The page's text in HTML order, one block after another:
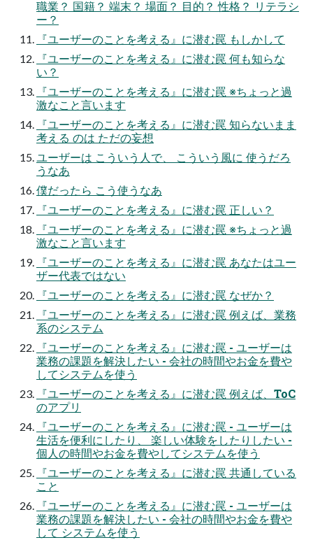
職業？ 国籍？ 端末？ 場面？ 目的？ 性格？ リテラシ
ー？
『ユーザーのことを考える』に潜む罠 もしかして
『ユーザーのことを考える』に潜む罠 何も知らな
い？
『ユーザーのことを考える』に潜む罠 ※ちょっと過
激なこと言います
『ユーザーのことを考える』に潜む罠 知らないまま
考える のは ただの妄想
ユーザーは こういう人で、 こういう風に 使うだろ
うなあ
僕だったら こう使うなあ
『ユーザーのことを考える』に潜む罠 正しい？
『ユーザーのことを考える』に潜む罠 ※ちょっと過
激なこと言います
『ユーザーのことを考える』に潜む罠 あなたはユー
ザー代表ではない
『ユーザーのことを考える』に潜む罠 なぜか？
『ユーザーのことを考える』に潜む罠 例えば、業務
系のシステム
『ユーザーのことを考える』に潜む罠 - ユーザーは
業務の課題を解決したい - 会社の時間やお金を費や
してシステムを使う
『ユーザーのことを考える』に潜む罠 例えば、ToC
のアプリ
『ユーザーのことを考える』に潜む罠 - ユーザーは
生活を便利にしたり、 楽しい体験をしたりしたい -
個人の時間やお金を費やしてシステムを使う
『ユーザーのことを考える』に潜む罠 共通している
こと
『ユーザーのことを考える』に潜む罠 - ユーザーは
業務の課題を解決したい - 会社の時間やお金を費や
して システムを使う